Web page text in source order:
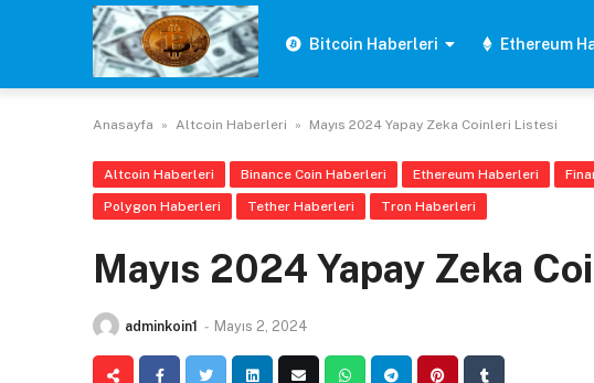
Bitcoin Haberleri Ethereum
Anasayfa » Altcoin Haberleri » Mayıs 2024 Yapay Zeka Coinleri Listesi
Altcoin Haberleri Binance Coin Haberleri Ethereum Haberleri
Polygon Haberleri Tether Haberleri Tron Haberleri
Mayıs 2024 Yapay Zeka
adminkoin1 - Mayıs 2, 2024